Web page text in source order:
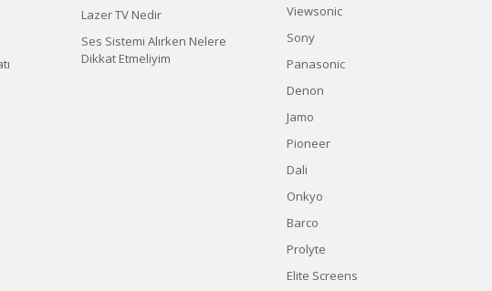
Lazer TV Nedir
Ses Sistemi Alırken Nelere
Dikkat Etmeliyim
Viewsonic
Sony
Panasonic
Denon
Jamo
Pioneer
Dali
Onkyo
Barco
Prolyte
Elite Screens